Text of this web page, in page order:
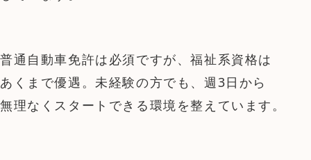
普通自動車免許は必須ですが、福祉系資格は
あくまで優遇。未経験の方でも、週3日から
無理なくスタートできる環境を整えています。